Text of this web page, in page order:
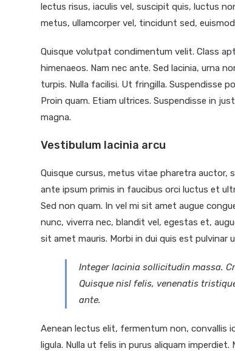
lectus risus, iaculis vel, suscipit quis, luctus
metus, ullamcorper vel, tincidunt sed,
Quisque volutpat condimentum velit. Class
himenaeos. Nam nec ante. Sed lacinia, urna
turpis. Nulla facilisi. Ut fringilla. Suspendisse
Proin quam. Etiam ultrices. Suspendisse in
magna.
Vestibulum lacinia arcu
Quisque cursus, metus vitae pharetra auctor,
ante ipsum primis in faucibus orci luctus et
Sed non quam. In vel mi sit amet augue
nunc, viverra nec, blandit vel, egestas et,
sit amet mauris. Morbi in dui quis est pulvinar
Integer lacinia sollicitudin massa.
Quisque nisl felis, venenatis
ante.
Aenean lectus elit, fermentum non, convallis
ligula. Nulla ut felis in purus aliquam